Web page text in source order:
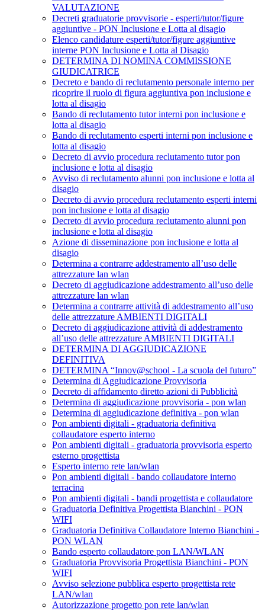
VALUTAZIONE
Decreti graduatorie provvisorie - esperti/tutor/figure
aggiuntive - PON Inclusione e Lotta al disagio
Elenco candidature esperti/tutor/figure aggiuntive
interne PON Inclusione e Lotta al Disagio
DETERMINA DI NOMINA COMMISSIONE
GIUDICATRICE
Decreto e bando di reclutamento personale interno per
ricoprire il ruolo di figura aggiuntiva pon inclusione e
lotta al disagio
Bando di reclutamento tutor interni pon inclusione e
lotta al disagio
Bando di reclutamento esperti interni pon inclusione e
lotta al disagio
Decreto di avvio procedura reclutamento tutor pon
inclusione e lotta al disagio
Avviso di reclutamento alunni pon inclusione e lotta al
disagio
Decreto di avvio procedura reclutamento esperti interni
pon inclusione e lotta al disagio
Decreto di avvio procedura reclutamento alunni pon
inclusione e lotta al disagio
Azione di disseminazione pon inclusione e lotta al
disagio
Determina a contrarre addestramento all’uso delle
attrezzature lan wlan
Decreto di aggiudicazione addestramento all’uso delle
attrezzature lan wlan
Determina a contrarre attività di addestramento all’uso
delle attrezzature AMBIENTI DIGITALI
Decreto di aggiudicazione attività di addestramento
all’uso delle attrezzature AMBIENTI DIGITALI
DETERMINA DI AGGIUDICAZIONE
DEFINITIVA
DETERMINA “Innov@school - La scuola del futuro”
Determina di Aggiudicazione Provvisoria
Decreto di affidamento diretto azioni di Pubblicità
Determina di aggiudicazione provvisoria - pon wlan
Determina di aggiudicazione definitiva - pon wlan
Pon ambienti digitali - graduatoria definitiva
collaudatore esperto interno
Pon ambienti digitali - graduatoria provvisoria esperto
esterno progettista
Esperto interno rete lan/wlan
Pon ambienti digitali - bando collaudatore interno
terracina
Pon ambienti digitali - bandi progettista e collaudatore
Graduatoria Definitiva Progettista Bianchini - PON
WIFI
Graduatoria Definitiva Collaudatore Interno Bianchini -
PON WLAN
Bando esperto collaudatore pon LAN/WLAN
Graduatoria Provvisoria Progettista Bianchini - PON
WIFI
Avviso selezione pubblica esperto progettista rete
LAN/wlan
Autorizzazione progetto pon rete lan/wlan